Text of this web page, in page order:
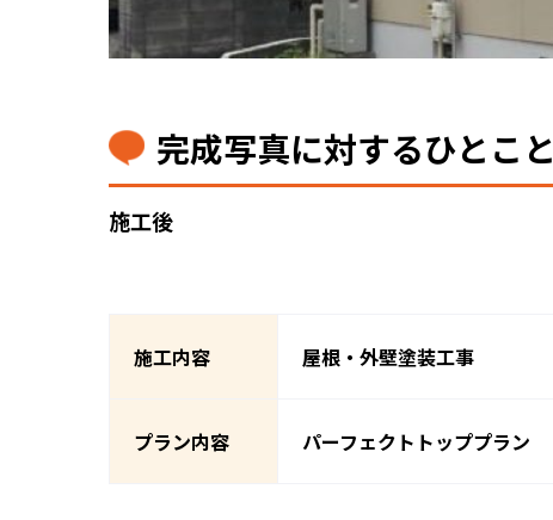
完成写真に対するひとこと
施工後
施工内容 屋根・外壁塗装工事
プラン内容 パーフェクトトッププラン